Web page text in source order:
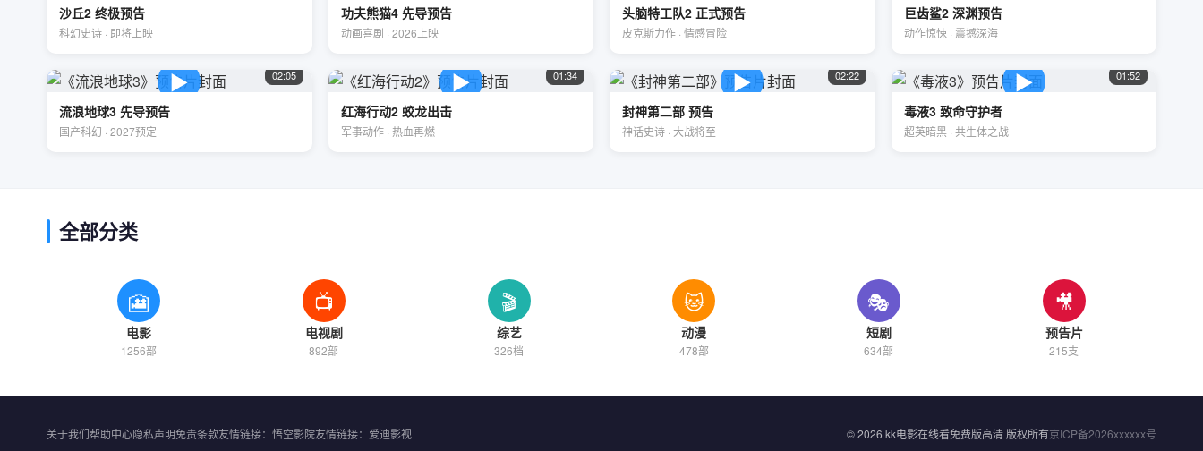
沙丘2 终极预告
科幻史诗 · 即将上映
功夫熊猫4 先导预告
动画喜剧 · 2026上映
头脑特工队2 正式预告
皮克斯力作 · 情感冒险
巨齿鲨2 深渊预告
动作惊悚 · 震撼深海
▶ 02:05
流浪地球3 先导预告
国产科幻 · 2027预定
▶ 01:34
红海行动2 蛟龙出击
军事动作 · 热血再燃
▶ 02:22
封神第二部 预告
神话史诗 · 大战将至
▶ 01:52
毒液3 致命守护者
超英暗黑 · 共生体之战
全部分类
🎦
电影
1256部
📺
电视剧
892部
🎬
综艺
326档
🐱
动漫
478部
🎭
短剧
634部
🎥
预告片
215支
关于我们帮助中心隐私声明免责条款友情链接：悟空影院友情链接：爱迪影视 © 2026 kk电影在线看免费版高清 版权所有京ICP备2026xxxxxx号